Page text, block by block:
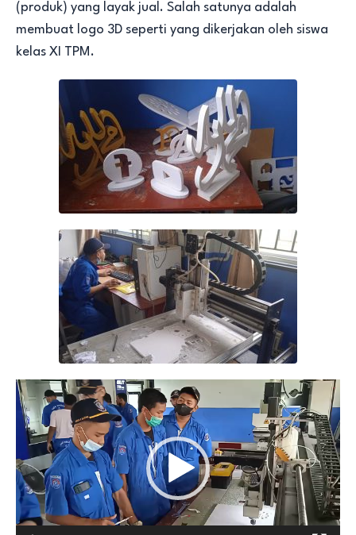
(produk) yang layak jual. Salah satunya adalah
membuat logo 3D seperti yang dikerjakan oleh siswa
kelas XI TPM.
Pemutar
Video